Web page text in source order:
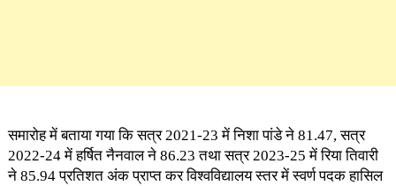
समारोह में बताया गया कि सत्र 2021-23 में निशा पांडे ने 81.47, सत्र
2022-24 में हर्षित नैनवाल ने 86.23 तथा सत्र 2023-25 में रिया तिवारी
ने 85.94 प्रतिशत अंक प्राप्त कर विश्वविद्यालय स्तर में स्वर्ण पदक हासिल